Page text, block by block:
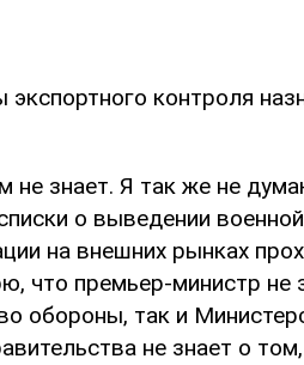
контроля
не знает. Я так же не
о выведении
на внешних рынках
что премьер-министр не
обороны, так и
не знает о